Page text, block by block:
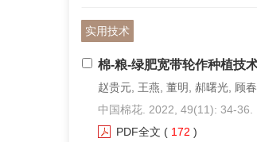
实用技术
棉-粮-绿肥宽带轮作种植技
赵贵元, 王燕, 董明, 郝曙光, 顾
中国棉花. 2022, 49(11): 34-36.
PDF全文 ( 172 )